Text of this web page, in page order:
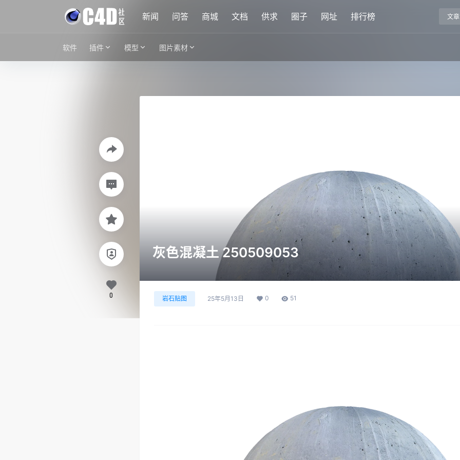
新闻 问答 商城 文档 供求 圈子 网址 排行榜 文章
软件 插件 模型 图片素材
灰色混凝土 250509053
岩石贴图 25年5月13日 0 51
0